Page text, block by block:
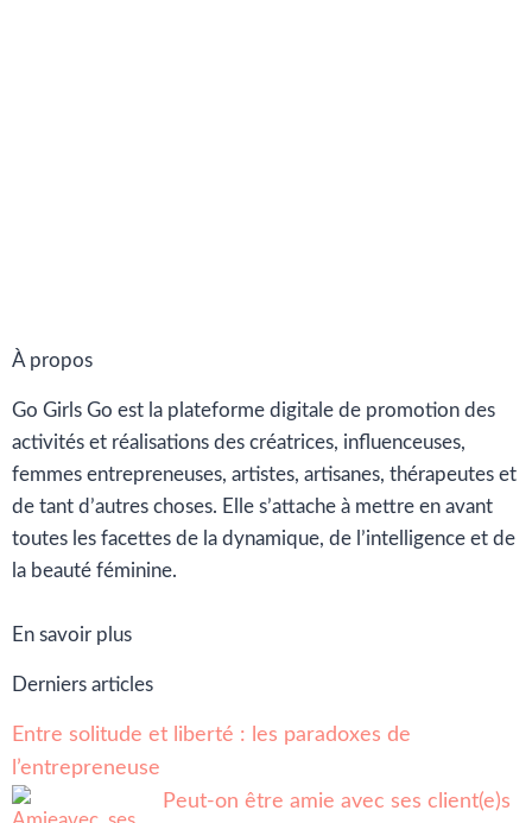
À propos
Go Girls Go est la plateforme digitale de promotion des
activités et réalisations des créatrices, influenceuses,
femmes entrepreneuses, artistes, artisanes, thérapeutes et
de tant d’autres choses. Elle s’attache à mettre en avant
toutes les facettes de la dynamique, de l’intelligence et de
la beauté féminine.
En savoir plus
Derniers articles
Entre solitude et liberté : les paradoxes de
l’entrepreneuse
Peut-on être amie avec ses client(e)s